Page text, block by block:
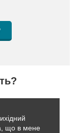
що в мене